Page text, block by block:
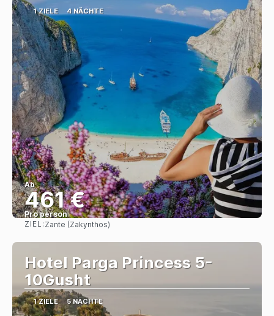
1 ZIELE 4 NÄCHTE
Ab
461 €
Pro person
ZIEL: Zante (Zakynthos)
Hotel Parga Princess 5-
10Gusht
1 ZIELE 5 NÄCHTE